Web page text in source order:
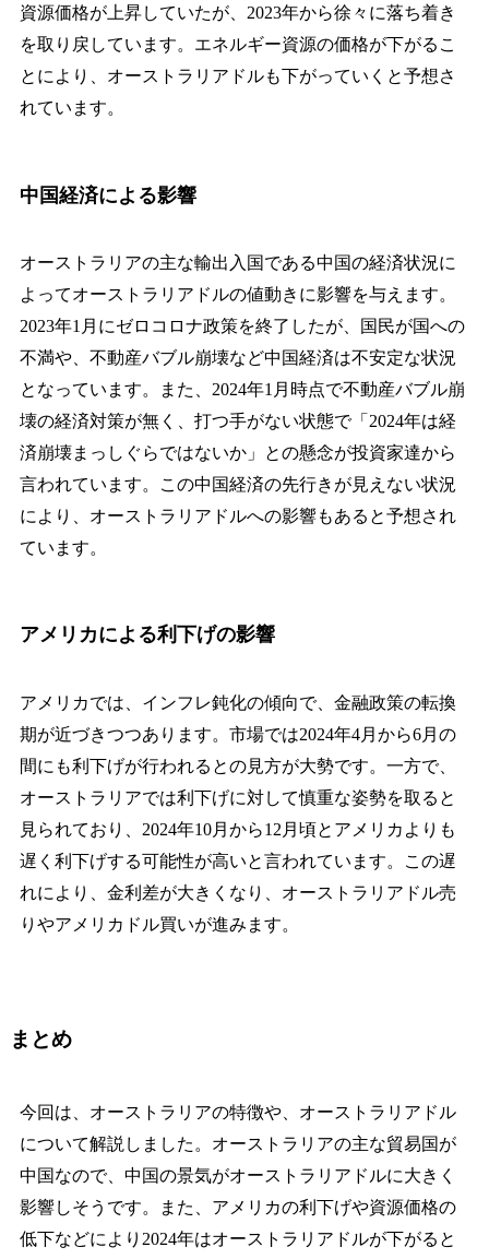
資源価格が上昇していたが、2023年から徐々に落ち着き
を取り戻しています。エネルギー資源の価格が下がるこ
とにより、オーストラリアドルも下がっていくと予想さ
れています。
中国経済による影響
オーストラリアの主な輸出入国である中国の経済状況に
よってオーストラリアドルの値動きに影響を与えます。
2023年1月にゼロコロナ政策を終了したが、国民が国への
不満や、不動産バブル崩壊など中国経済は不安定な状況
となっています。また、2024年1月時点で不動産バブル崩
壊の経済対策が無く、打つ手がない状態で「2024年は経
済崩壊まっしぐらではないか」との懸念が投資家達から
言われています。この中国経済の先行きが見えない状況
により、オーストラリアドルへの影響もあると予想され
ています。
アメリカによる利下げの影響
アメリカでは、インフレ鈍化の傾向で、金融政策の転換
期が近づきつつあります。市場では2024年4月から6月の
間にも利下げが行われるとの見方が大勢です。一方で、
オーストラリアでは利下げに対して慎重な姿勢を取ると
見られており、2024年10月から12月頃とアメリカよりも
遅く利下げする可能性が高いと言われています。この遅
れにより、金利差が大きくなり、オーストラリアドル売
りやアメリカドル買いが進みます。
まとめ
今回は、オーストラリアの特徴や、オーストラリアドル
について解説しました。オーストラリアの主な貿易国が
中国なので、中国の景気がオーストラリアドルに大きく
影響しそうです。また、アメリカの利下げや資源価格の
低下などにより2024年はオーストラリアドルが下がると